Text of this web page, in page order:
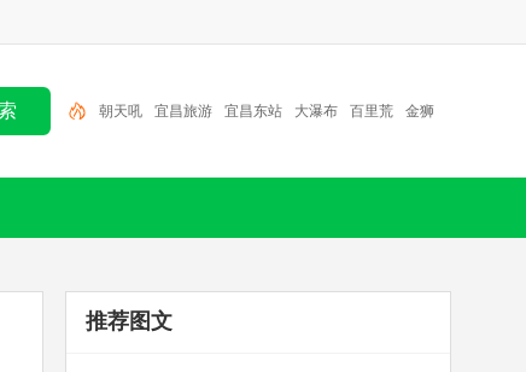
朝天吼 宜昌旅游 宜昌东站 大瀑布 百里荒 金狮
推荐图文